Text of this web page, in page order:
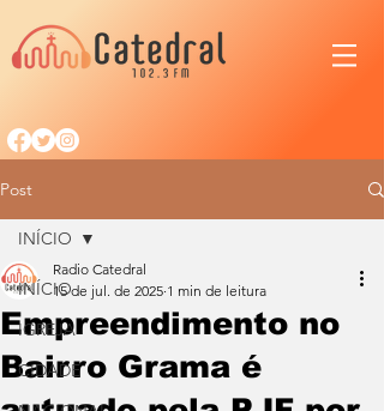
Post
INÍCIO
IGREJA
CIDADE
INÍCIO
Empreendimento no
Bairro Grama é
Radio Catedral
15 de jul. de 2025 1 min de leitura